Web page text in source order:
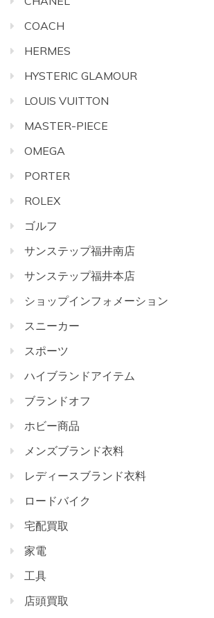
COACH
HERMES
HYSTERIC GLAMOUR
LOUIS VUITTON
MASTER-PIECE
OMEGA
PORTER
ROLEX
ゴルフ
サンステップ福井南店
サンステップ福井本店
ショップインフォメーション
スニーカー
スポーツ
ハイブランドアイテム
ブランドオフ
ホビー商品
メンズブランド衣料
レディースブランド衣料
ロードバイク
宅配買取
家電
工具
店頭買取